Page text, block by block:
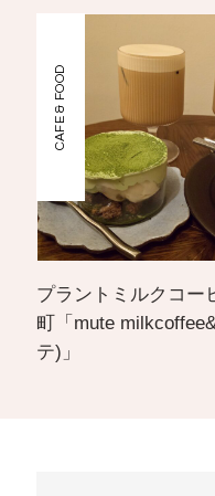
CAFE & FOOD
プラントミルクコー
町「mute
テ)」